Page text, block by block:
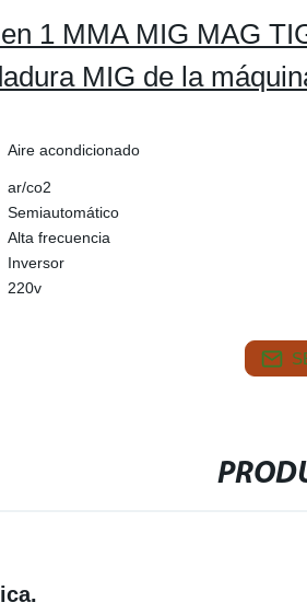
1 MMA MIG MAG
MIG de la
Aire acondicionado
ar/co2
Semiautomático
Alta frecuencia
Inversor
220v